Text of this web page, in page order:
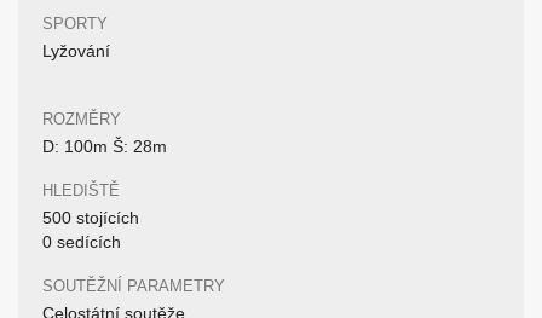
SPORTY
Lyžování
ROZMĚRY
D: 100m Š: 28m
HLEDIŠTĚ
500 stojících
0 sedících
SOUTĚŽNÍ PARAMETRY
Celostátní soutěže